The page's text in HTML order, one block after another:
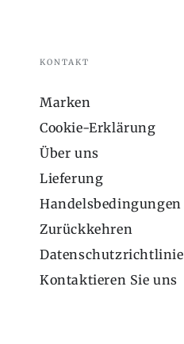
KONTAKT
Marken
Cookie-Erklärung
Über uns
Lieferung
Handelsbedingungen
Zurückkehren
Datenschutzrichtlinie
Kontaktieren Sie uns